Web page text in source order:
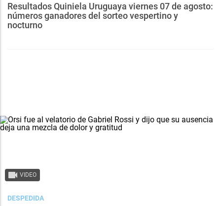
Resultados Quiniela Uruguaya viernes 07 de agosto:
números ganadores del sorteo vespertino y
nocturno
VIDEO
DESPEDIDA